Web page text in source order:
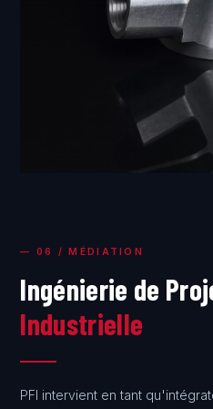
— 06 / MÉDIATION
Ingénierie de
Industrielle
PFI intervient en tant